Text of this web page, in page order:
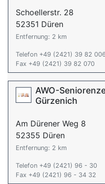
Schoellerstr. 28
52351 Düren
Entfernung: 2 km
Telefon +49 (2421) 39 82 006
Fax +49 (2421) 39 82 070
AWO-
Gürzenich
Am Dürener Weg 8
52355 Düren
Entfernung: 2 km
Telefon +49 (2421) 96 - 30
Fax +49 (2421) 96 - 34 32